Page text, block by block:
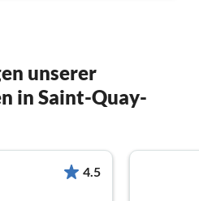
unserer
in Saint-Quay-
4.5